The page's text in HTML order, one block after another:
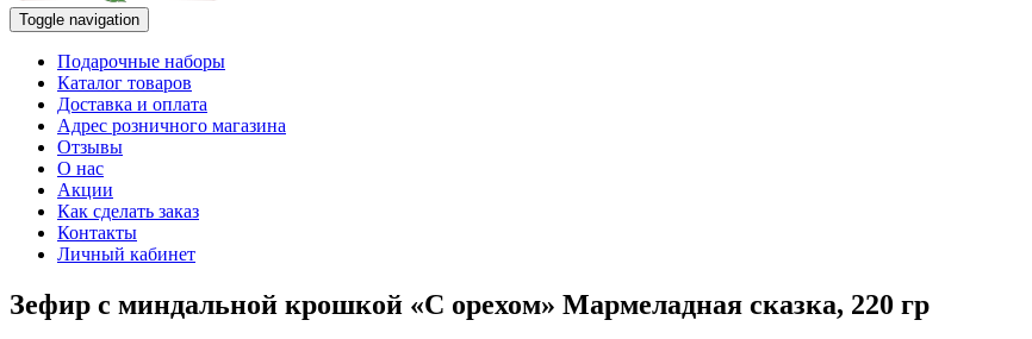
Toggle navigation
Подарочные наборы
Каталог товаров
Доставка и оплата
Адрес розничного магазина
Отзывы
О нас
Акции
Как сделать заказ
Контакты
Личный кабинет
Зефир с миндальной крошкой «С орехом» Мармеладная сказка, 220 гр